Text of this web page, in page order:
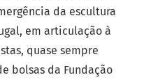
da escultura
em articulação à
quase sempre
bolsas da Fundação